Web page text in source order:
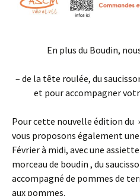
En plus du Boudin,
– de la tête roulée, du
et pour accompagner
Pour cette nouvelle édition du
vous proposons également
Février à midi, avec une
morceau de boudin , du
accompagné de pommes de
aux pommes.